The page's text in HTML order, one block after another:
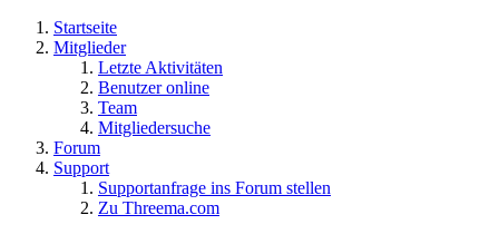
Startseite
Mitglieder
Letzte Aktivitäten
Benutzer online
Team
Mitgliedersuche
Forum
Support
Supportanfrage ins Forum stellen
Zu Threema.com